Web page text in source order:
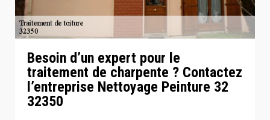
Besoin d’un expert pour le
traitement de charpente ? Contactez
l’entreprise Nettoyage Peinture 32
32350